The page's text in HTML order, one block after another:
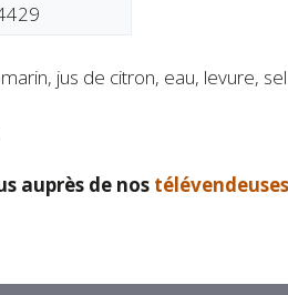
jus de citron, eau, levure, sel
auprès de nos télévendeuses